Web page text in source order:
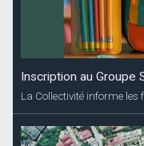
Inscription au Groupe
La Collectivité informe les